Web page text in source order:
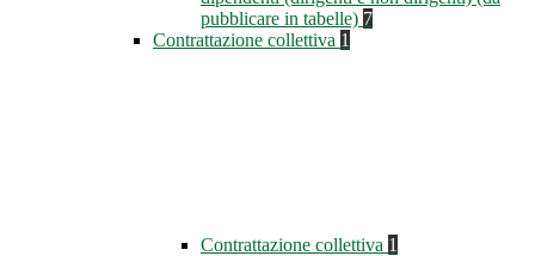
pubblicare in tabelle) 7
Contrattazione collettiva 1
Contrattazione collettiva 1